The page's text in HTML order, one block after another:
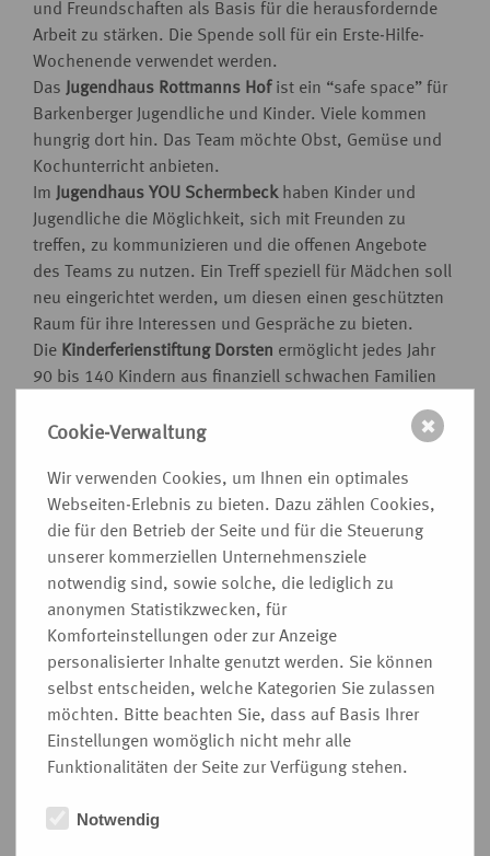
und Freundschaften als Basis für die herausfordernde
Arbeit zu stärken. Die Spende soll für ein Erste-Hilfe-
Wochenende verwendet werden.
Das Jugendhaus Rottmanns Hofist ein “safe space” für
Barkenberger Jugendliche und Kinder. Viele kommen
hungrig dort hin. Das Team möchte Obst, Gemüse und
Kochunterricht anbieten.
Im Jugendhaus YOU Schermbeckhaben Kinder und
Jugendliche die Möglichkeit, sich mit Freunden zu
treffen, zu kommunizieren und die offenen Angebote
des Teams zu nutzen. Ein Treff speziell für Mädchen soll
neu eingerichtet werden, um diesen einen geschützten
Raum für ihre Interessen und Gespräche zu bieten.
Die Kinderferienstiftung Dorsten ermöglicht jedes Jahr
90 bis 140 Kindern aus finanziell schwachen Familien
angewiesen, da das Stiftungskapital stark abgenommen
DieRettungshundestaffel des DRKRecklinghausen
besteht aus 11 ehrenamtlich tätigen Hundeführern mit
ihren 18 Hunden. Sie ist drei bis vier Mal in der Woche
im Einsatz, um vermisste Menschen zu suchen. Der
Bestand an den hierfür benötigtenGPS-Trackern soll mit
Hilfe der Spende aufgestockt werden.
DieSportplatz-Olympiade des SV Hardtfeiert in diesem
Jahr ihr 20. Bestehen. Erwartet werden wieder an die
1.000 Kinder, denen weiterhin die kostenlose Teilnahme
ermöglicht werden soll.
Ten Sing Gahlen probt bereits intensiv mit rund 60
Jugendlichen und 14 Ehrenamtlichen für die diesjährige
Spende für die Bühnenmiete verwenden.
Cookie-Verwaltung
Wir verwenden Cookies, um Ihnen ein optimales
Webseiten-Erlebnis zu bieten. Dazu zählen Cookies,
die für den Betrieb der Seite und für die Steuerung
unserer kommerziellen Unternehmensziele
notwendig sind, sowie solche, die lediglich zu
anonymen Statistikzwecken, für
Komforteinstellungen oder zur Anzeige
personalisierter Inhalte genutzt werden. Sie können
selbst entscheiden, welche Kategorien Sie zulassen
möchten. Bitte beachten Sie, dass auf Basis Ihrer
Einstellungen womöglich nicht mehr alle
Funktionalitäten der Seite zur Verfügung stehen.
Notwendig
✖